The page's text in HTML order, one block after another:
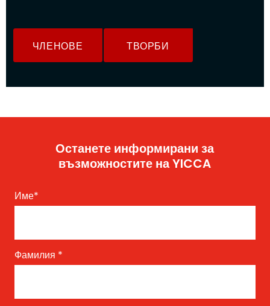
ЧЛЕНОВЕ ТВОРБИ
Останете информирани за
възможностите на YICCA
Име*
Фамилия *